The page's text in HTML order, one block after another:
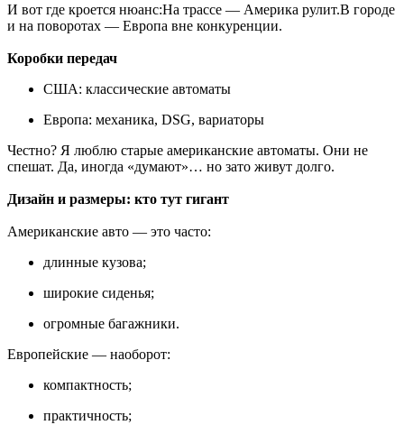
И вот где кроется нюанс:На трассе — Америка рулит.В городе
и на поворотах — Европа вне конкуренции.
Коробки передач
США: классические автоматы
Европа: механика, DSG, вариаторы
Честно? Я люблю старые американские автоматы. Они не
спешат. Да, иногда «думают»… но зато живут долго.
Дизайн и размеры: кто тут гигант
Американские авто — это часто:
длинные кузова;
широкие сиденья;
огромные багажники.
Европейские — наоборот:
компактность;
практичность;